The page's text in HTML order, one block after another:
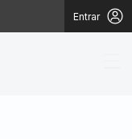
Entrar